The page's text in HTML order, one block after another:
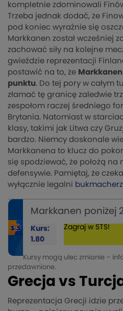
kompletnie zdominowali
Trzeba jednak dodać, że
pod koniec wyraźnie się
Markkanen został wcześniej
zachować siły na kolejne
gwieździe reprezentacji
postawić na to, że Markkanen
punktu. Do tej pory w całym
złamać tę granicę zaledwie
zespołom raczej średniego
Brytania. Natomiast w
klasy, takimi jak Litwa czy
bardzo. Niemcy doskonale
Markkanena to klucz do
się spodziewać, że położą
defensywie. Pamiętaj, że
wyłącznie legalni
Markkanen poniżej
Kurs:
1.80
Zagraj w STS!
Kursy mogą ulec zmianie –
przedawnione.
Grecja vs
Reprezentacja Grecji idzie